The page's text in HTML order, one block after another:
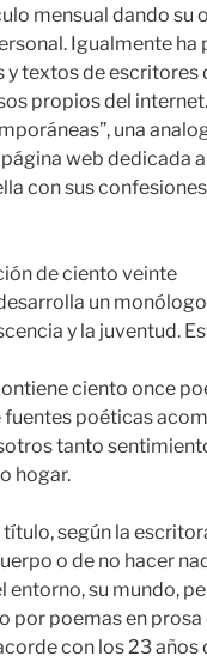
mensual dando
Igualmente
y textos de
propios del
una
página web
con sus
de ciento veinte
un
y la juventud.
ciento once
fuentes poéticas
tanto
hogar.
título, según la
o de no hacer
entorno, su mundo,
por poemas en
con los 23